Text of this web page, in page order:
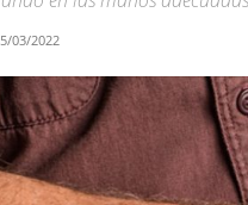
03/2022